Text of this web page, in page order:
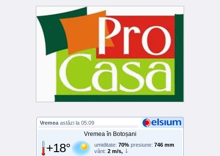
Vremea astăzi la 05:09
Vremea în Botoșani
+18° umiditate: 70% presiune: 746 mm
vânt: 2 m/s,